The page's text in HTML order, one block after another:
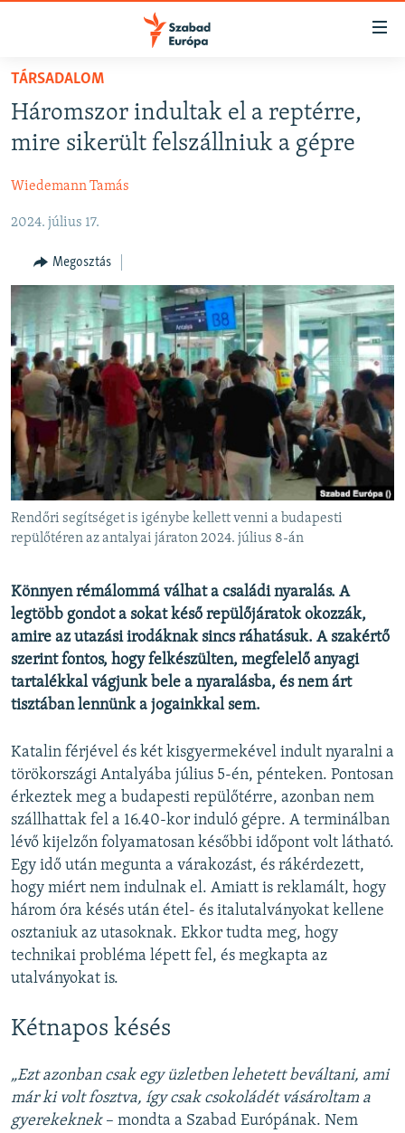
Akadálymentes
Ugrás
fő
oldalra
Ugrás
VIDEÓK
ELEMZŐ
NER15
SZABADON
TÁRSADALOM
DEMOKRÁCIA
A PÉNZ NYOMÁBAN
EURÓPAI UNIÓ
VILÁG
KLÍMAVÁLTOZÁS
A MÚLT TANULSÁGAI
Valamennyi RFE/RL weboldal
TÁRSADALOM
Háromszor indultak el a reptérre,
mire sikerült felszállniuk a gépre
Wiedemann Tamás
2024. július 17.
Megosztás
Rendőri segítséget is igénybe kellett venni a budapesti
repülőtéren az antalyai járaton 2024. július 8-án
Könnyen rémálommá válhat a családi nyaralás. A
legtöbb gondot a sokat késő repülőjáratok okozzák,
amire az utazási irodáknak sincs ráhatásuk. A szakértő
szerint fontos, hogy felkészülten, megfelelő anyagi
tartalékkal vágjunk bele a nyaralásba, és nem árt
tisztában lennünk a jogainkkal sem.
Katalin férjével és két kisgyermekével indult nyaralni a
törökországi Antalyába július 5-én, pénteken. Pontosan
érkeztek meg a budapesti repülőtérre, azonban nem
szállhattak fel a 16.40-kor induló gépre. A terminálban
lévő kijelzőn folyamatosan későbbi időpont volt látható.
Egy idő után megunta a várakozást, és rákérdezett,
hogy miért nem indulnak el. Amiatt is reklamált, hogy
három óra késés után étel- és italutalványokat kellene
osztaniuk az utasoknak. Ekkor tudta meg, hogy
technikai probléma lépett fel, és megkapta az
utalványokat is.
Kétnapos késés
„Ezt azonban csak egy üzletben lehetett beváltani, ami
már ki volt fosztva, így csak csokoládét vásároltam a
gyerekeknek– mondta a Szabad Európának. Nem